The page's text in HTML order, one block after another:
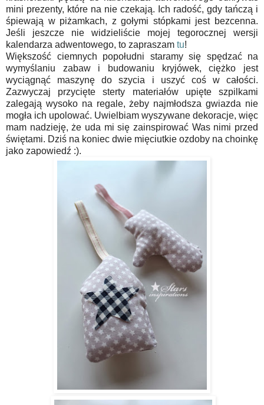
mini prezenty, które na nie czekają. Ich radość, gdy tańczą i
śpiewają w piżamkach, z gołymi stópkami jest bezcenna.
Jeśli jeszcze nie widzieliście mojej tegorocznej wersji
kalendarza adwentowego, to zapraszam tu!
Większość ciemnych popołudni staramy się spędzać na
wymyślaniu zabaw i budowaniu kryjówek, ciężko jest
wyciągnąć maszynę do szycia i uszyć coś w całości.
Zazwyczaj przycięte sterty materiałów upięte szpilkami
zalegają wysoko na regale, żeby najmłodsza gwiazda nie
mogła ich upolować. Uwielbiam wyszywane dekoracje, więc
mam nadzieję, że uda mi się zainspirować Was nimi przed
świętami. Dziś na koniec dwie mięciutkie ozdoby na choinkę
jako zapowiedź :).